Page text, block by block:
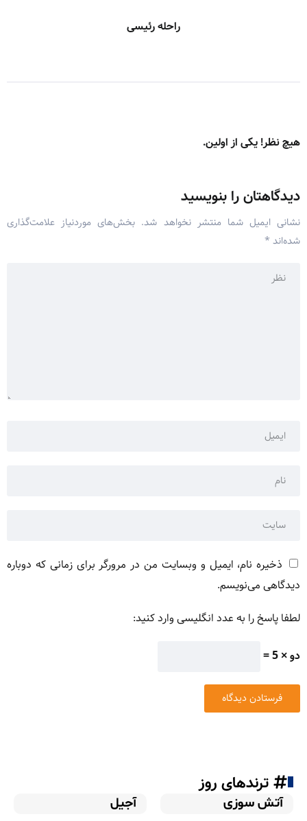
راحله رئیسی
هیچ نظر! یکی از اولین.
دیدگاهتان را بنویسید
نشانی ایمیل شما منتشر نخواهد شد. بخش‌های موردنیاز علامت‌گذاری
شده‌اند *
ذخیره نام، ایمیل و وبسایت من در مرورگر برای زمانی که دوباره
دیدگاهی می‌نویسم.
لطفا پاسخ را به عدد انگلیسی وارد کنید:
دو × 5 =
ترندهای روز
آتش سوزی آجیل